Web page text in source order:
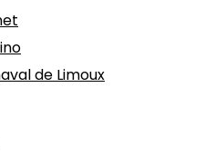
de Limoux